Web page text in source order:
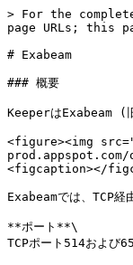
> For the
page URLs; this
# Exabeam
### 概要
KeeperはExabeam (旧
<figure><img
prod.appspot.com/
<figcaption></
Exabeamでは、TCP経
**ポート**\
TCPポート514および